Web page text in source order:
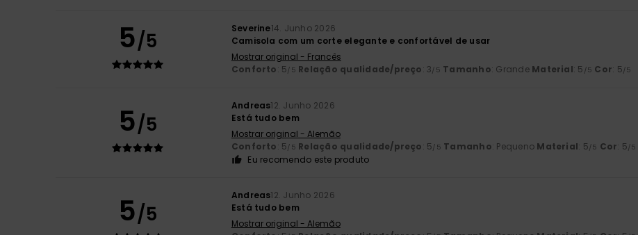
5/5 Severine14. Junho 2026
Camisola com um corte elegante e confortável de usar
Mostrar original - Francês
Conforto: 5/5 Relação qualidade/preço: 3/5 Tamanho: Grande Material: 5 /5 Cor: 5/5
5/5
Andreas12. Junho 2026
Está tudo bem
Mostrar original - Alemão
Conforto: 5/5 Relação qualidade/preço: 5/5 Tamanho: Pequeno Material: 5/5 Cor: 5/5
Eu recomendo este produto
5/5
Andreas12. Junho 2026
Está tudo bem
Mostrar original - Alemão